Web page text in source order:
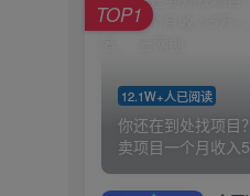
12.1W+人已阅读
你还在到处找项目
卖项目一个月收入
TOP1